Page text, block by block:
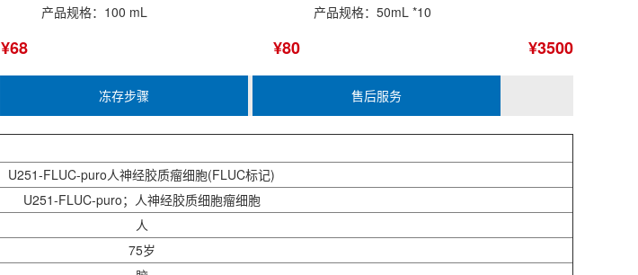
¥68
产品规格：100 mL
¥80
产品规格：50mL *10
¥3500
冻存步骤 售后服务
U251-FLUC-puro人神经胶质瘤细胞(FLUC标记)
U251-FLUC-puro；人神经胶质细胞瘤细胞
人
75岁